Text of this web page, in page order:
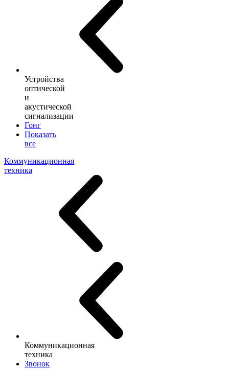
Устройства
оптической
и
акустической
сигнализации
Гонг
Показать
все
Коммуникационная
техника
Коммуникационная
техника
Звонок